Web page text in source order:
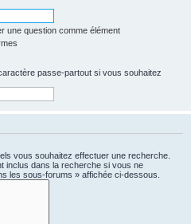
une question comme élément
passe-partout si vous souhaitez
vous souhaitez effectuer une recherche.
inclus dans la recherche si vous ne
les sous-forums » affichée ci-dessous.